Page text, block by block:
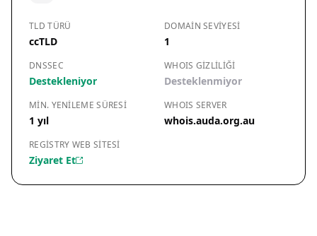
TLD TÜRÜ
ccTLD
DOMAIN SEVIYESI
1
DNSSEC
Destekleniyor
WHOIS GIZLILIĞI
Desteklenmiyor
MIN. YENILEME SÜRESI
1 yıl
WHOIS SERVER
whois.auda.org.au
REGISTRY WEB SITESI
Ziyaret Et